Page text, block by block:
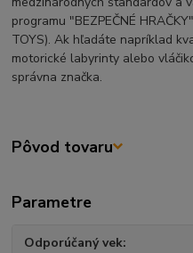
programu "BEZPEČNÉ
TOYS). Ak hľadáte napríklad
motorické labyrinty alebo
správna značka.
Pôvod tovaru
Parametre
Odporúčaný vek